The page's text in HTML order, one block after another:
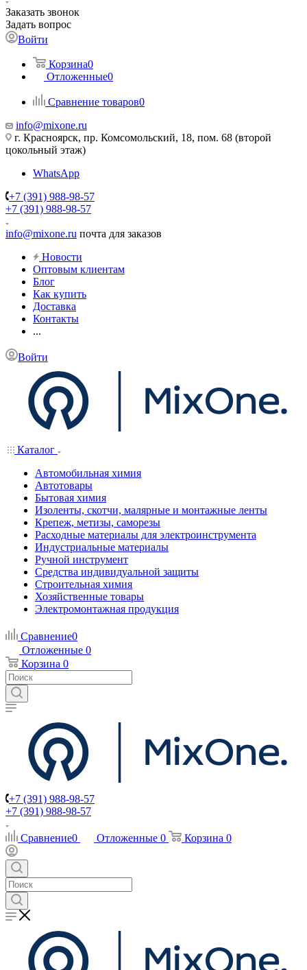
Заказать звонок
Задать вопрос
Войти
Корзина0
Отложенные0
Сравнение товаров0
info@mixone.ru
г. Красноярск, пр. Комсомольский, 18, пом. 68 (второй
цокольный этаж)
WhatsApp
+7 (391) 988-98-57
+7 (391) 988-98-57
info@mixone.ru почта для заказов
Новости
Оптовым клиентам
Блог
Как купить
Доставка
Контакты
...
Войти
Каталог
Автомобильная химия
Автотовары
Бытовая химия
Изоленты, скотчи, малярные и монтажные ленты
Крепеж, метизы, саморезы
Расходные материалы для электроинструмента
Индустриальные материалы
Ручной инструмент
Средства индивидуальной защиты
Строительная химия
Хозяйственные товары
Электромонтажная продукция
Сравнение0
Отложенные 0
Корзина 0
+7 (391) 988-98-57
+7 (391) 988-98-57
Сравнение0 Отложенные 0 Корзина 0